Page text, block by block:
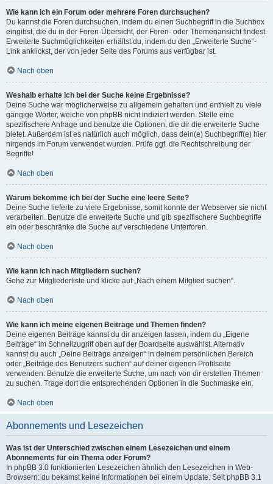
Wie kann ich ein Forum oder mehrere Foren durchsuchen?
Du kannst die Foren durchsuchen, indem du einen Suchbegriff in die Suchbox
eingibst, die du in der Foren-Übersicht, der Foren- oder Themenansicht findest.
Erweiterte Suchmöglichkeiten erhältst du, indem du den „Erweiterte Suche“-
Link anklickst, der von jeder Seite des Forums aus verfügbar ist.
Nach oben
Weshalb erhalte ich bei der Suche keine Ergebnisse?
Deine Suche war möglicherweise zu allgemein gehalten und enthielt zu viele
gängige Wörter, welche von phpBB nicht indiziert werden. Stelle eine
spezifischere Anfrage und benutze die Optionen, die dir die erweiterte Suche
bietet. Außerdem ist es natürlich auch möglich, dass dein(e) Suchbegriff(e) hier
nirgends im Forum verwendet wurden. Prüfe ggf. die Rechtschreibung der
Begriffe!
Nach oben
Warum bekomme ich bei der Suche eine leere Seite?
Deine Suche lieferte zu viele Ergebnisse, somit konnte der Webserver sie nicht
verarbeiten. Benutze die erweiterte Suche und gib spezifischere Suchbegriffe
ein oder beschränke die Suche auf verschiedene Unterforen.
Nach oben
Wie kann ich nach Mitgliedern suchen?
Gehe zur Mitgliederliste und klicke auf „Nach einem Mitglied suchen“.
Nach oben
Wie kann ich meine eigenen Beiträge und Themen finden?
Deine eigenen Beiträge kannst du dir anzeigen lassen, indem du „Eigene
Beiträge“ im Schnellzugriff oben auf der Boardseite auswählst. Alternativ
kannst du auch „Deine Beiträge anzeigen“ in deinem persönlichen Bereich
oder „Beiträge des Benutzers suchen“ auf deiner eigenen Profilseite
verwenden. Benutze die erweiterte Suche, um nach von dir erstellen Themen
zu suchen. Trage dort die entsprechenden Optionen in die Suchmaske ein.
Nach oben
Abonnements und Lesezeichen
Was ist der Unterschied zwischen einem Lesezeichen und einem
Abonnements für ein Thema oder Forum?
In phpBB 3.0 funktionierten Lesezeichen ähnlich den Lesezeichen in Web-
Browsern: du bekamst keine Informationen bei einem Update. Seit phpBB 3.1